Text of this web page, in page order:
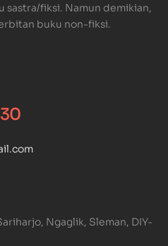
sastra/fiksi. Namun demikian,
buku non-fiksi.
Ngaglik, Sleman, DIY-